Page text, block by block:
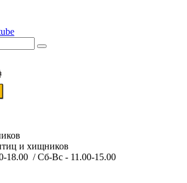
и хищников
18.00 / Сб-Вс - 11.00-15.00